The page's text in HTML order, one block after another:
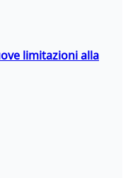
limitazioni alla